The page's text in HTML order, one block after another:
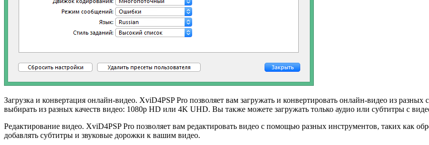
Загрузка и конвертация онлайн-видео. XviD4PSP Pro позволяет вам загружать и конвертировать онлайн-видео из
выбирать из разных качеств видео: 1080p HD или 4K UHD. Вы также можете загружать только аудио или субтитры с
Редактирование видео. XviD4PSP Pro позволяет вам редактировать видео с помощью разных инструментов, таких как
добавлять субтитры и звуковые дорожки к вашим видео.